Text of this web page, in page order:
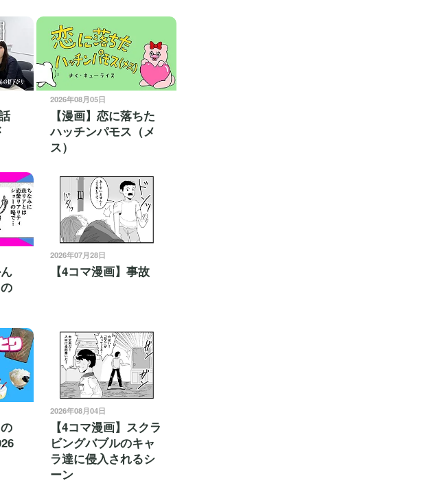
2026年08月05日
【漫画】恋に落ちた
ハッチンパモス（メ
ス）
2026年07月28日
【4コマ漫画】事故
2026年08月04日
【4コマ漫画】スクラ
ビングバブルのキャ
ラ達に侵入されるシ
ーン